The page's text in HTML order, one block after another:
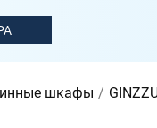
шкафы